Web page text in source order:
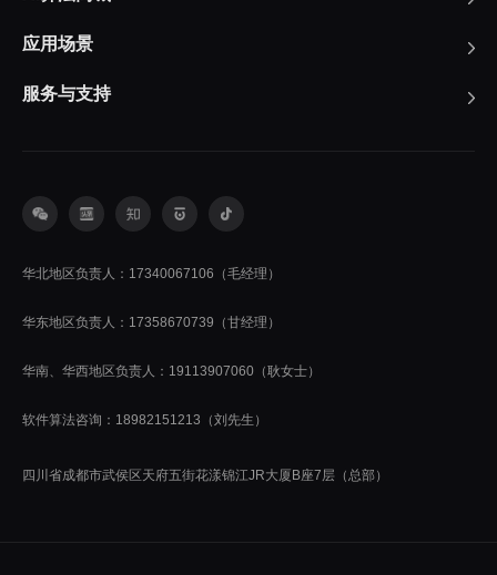
应用场景
服务与支持
华北地区负责人：17340067106（毛经理）
华东地区负责人：17358670739（甘经理）
华南、华西地区负责人：19113907060（耿女士）
软件算法咨询：18982151213（刘先生）
四川省成都市武侯区天府五街花漾锦江JR大厦B座7层（总部）